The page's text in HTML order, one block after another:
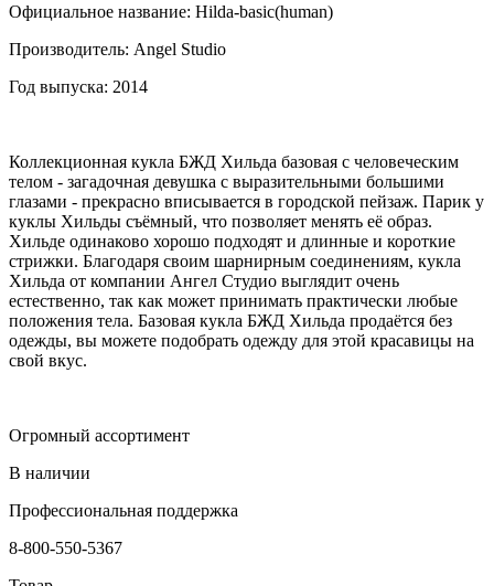
Официальное название: Hilda-basic(human)
Производитель: Angel Studio
Год выпуска: 2014
Коллекционная кукла БЖД Хильда базовая с человеческим
телом - загадочная девушка с выразительными большими
глазами - прекрасно вписывается в городской пейзаж. Парик у
куклы Хильды съёмный, что позволяет менять её образ.
Хильде одинаково хорошо подходят и длинные и короткие
стрижки. Благодаря своим шарнирным соединениям, кукла
Хильда от компании Ангел Студио выглядит очень
естественно, так как может принимать практически любые
положения тела. Базовая кукла БЖД Хильда продаётся без
одежды, вы можете подобрать одежду для этой красавицы на
свой вкус.
Огромный ассортимент
В наличии
Профессиональная поддержка
8-800-550-5367